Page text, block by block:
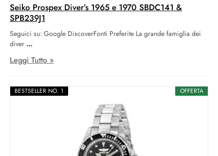
OFFERTA
BESTSELLER NO. 1
Seiko Prospex Diver’s 1965 e 1970 SBDC141 &
SPB239J1
Seguici su: Google DiscoverFonti Preferite La grande famiglia dei
diver
Leggi Tutto »